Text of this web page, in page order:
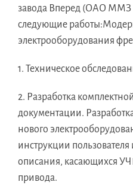
завода Вперед (ОАО ММЗ
следующие
электрооборудования
1. Техническое
2. Разработка
документации.
нового
инструкции пользователя
описания, касающихся
привода.